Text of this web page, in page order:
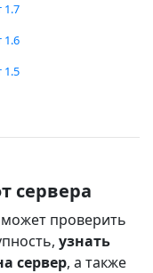
сервера
проверить
узнать
сервер, а также